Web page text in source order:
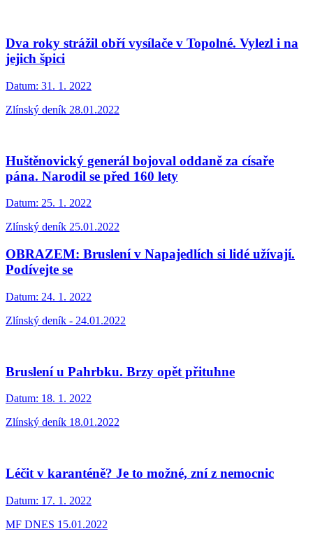
Dva roky strážil obří vysílače v Topolné. Vylezl i na
jejich špici
Datum: 31. 1. 2022
Zlínský deník 28.01.2022
Huštěnovický generál bojoval oddaně za císaře
pána. Narodil se před 160 lety
Datum: 25. 1. 2022
Zlínský deník 25.01.2022
OBRAZEM: Bruslení v Napajedlích si lidé užívají.
Podívejte se
Datum: 24. 1. 2022
Zlínský deník - 24.01.2022
Bruslení u Pahrbku. Brzy opět přituhne
Datum: 18. 1. 2022
Zlínský deník 18.01.2022
Léčit v karanténě? Je to možné, zní z nemocnic
Datum: 17. 1. 2022
MF DNES 15.01.2022